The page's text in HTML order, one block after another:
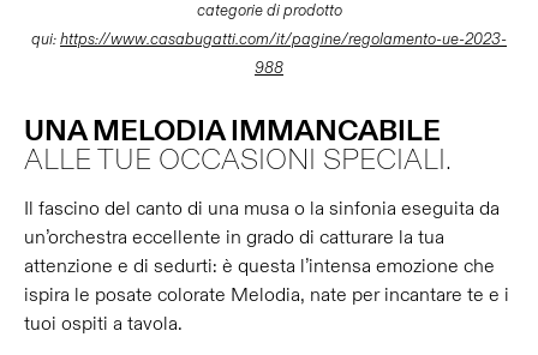
categorie di prodotto
qui:https://www.casabugatti.com/it/pagine/regolamento-ue-2023-
988
UNA MELODIA IMMANCABILE
ALLE TUE OCCASIONI SPECIALI.
Il fascino del canto di una musa o la sinfonia eseguita da
un’orchestra eccellente in grado di catturare la tua
attenzione e di sedurti: è questa l’intensa emozione che
ispira le posate colorate Melodia, nate per incantare te e i
tuoi ospiti a tavola.